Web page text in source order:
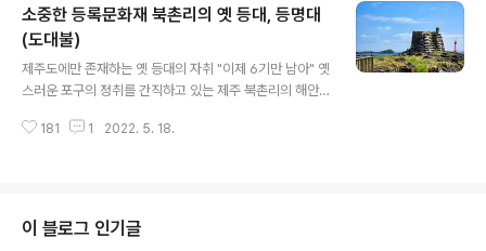
개는 안캐와 중캐, 그리고 밖캐의 3단 구조로 만들어졌습
니다. 이곳뿐만이 아니고, 제주도 해안에 남아 있는 전통 포
구의 구조를 자세히 살펴보면 어렵지 않게 이와 같은 형태
를 볼 수 있습니다. 가장 안쪽의 안캐 포구는 태풍 때 어선
을 피신시켜 놓거나 수리할 때 사용했던 곳이고, 중캐는 밀
물이 되면 바다로 나갈 배가 정박해 놓는 곳으로 그리고 밖
소중한 등록문화재 북촌리의 옛 등대, 등명대
(도대불)
제주도에만 존재하는 옛 등대의 자취 "이제 6기만 남아" 옛
스러운 포구의 정취를 간직하고 있는 제주 북촌리의 해안,
다름 아닌 등명대입니다. ‘등명대’는 지금의 등대 역할을 했
불과 함께 신식 등대가 시야에 들어옵니다. 바다로 나간 제
주 어민들의 안전하게 포구로 돌아올 수 있도록 길잡이 역
181 1 2022. 5. 18.
이 블로그 인기글